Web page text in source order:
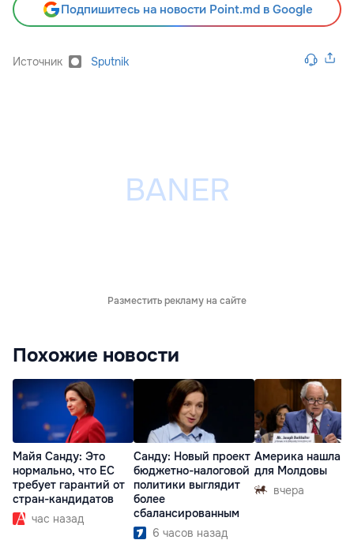
Подпишитесь на новости Point.md в Google
Источник Sputnik
Разместить рекламу на сайте
Похожие новости
Майя Санду: Это
нормально, что ЕС
требует гарантий от
стран-кандидатов
час назад
Санду: Новый проект
бюджетно-налоговой
политики выглядит
более
сбалансированным
6 часов назад
Америка нашла
для Молдовы
вчера